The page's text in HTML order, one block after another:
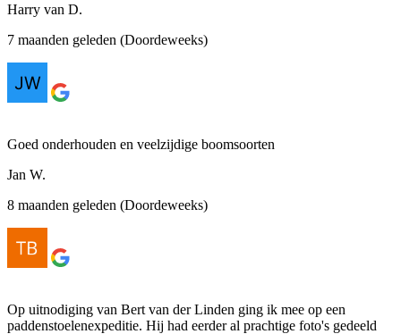
Harry van D.
7 maanden geleden (Doordeweeks)
Goed onderhouden en veelzijdige boomsoorten
Jan W.
8 maanden geleden (Doordeweeks)
Op uitnodiging van Bert van der Linden ging ik mee op een
paddenstoelenexpeditie. Hij had eerder al prachtige foto's gedeeld